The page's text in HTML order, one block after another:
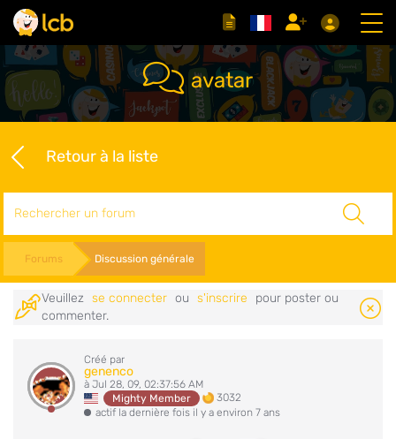
avatar
Retour à la liste
Forums Discussion générale
Veuillez se connecter ou s'inscrire
pour poster ou
commenter.
Créé par
genenco
à Jul 28, 09, 02:37:56 AM
Mighty Member
3032
actif la dernière fois il y a environ 7 ans